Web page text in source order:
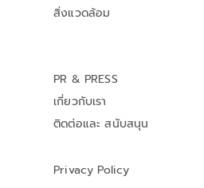
สิ่งแวดล้อม
PR & PRESS
เกี่ยวกับเรา
ติดต่อและ สนับสนุน
Privacy Policy